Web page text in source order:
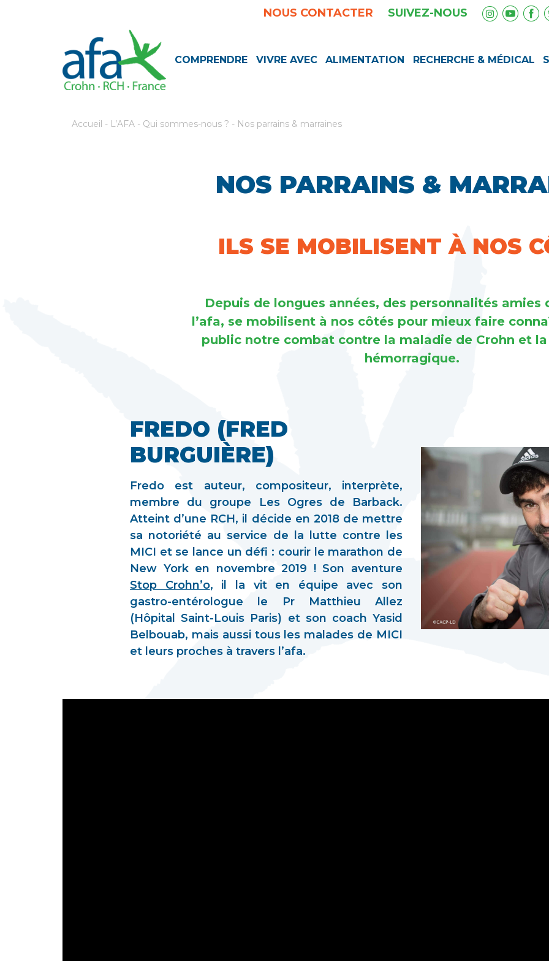
NOUS CONTACTER SUIVEZ-NOUS
COMPRENDRE VIVRE AVEC ALIMENTATION RECHERCHE & MÉDICAL
Accueil - L’AFA - Qui sommes-nous ? - Nos parrains & marraines
NOS PARRAINS &
ILS SE MOBILISENT À NOS
Depuis de longues années, des personnalités
l’afa, se mobilisent à nos côtés pour mieux faire
public notre combat contre la maladie de Crohn et
hémorragique.
FREDO (FRED
BURGUIÈRE)
Fredo est auteur, compositeur, interprète,
membre du groupe Les Ogres de Barback.
Atteint d’une RCH, il décide en 2018 de mettre
sa notoriété au service de la lutte contre les
MICI et se lance un défi : courir le marathon de
New York en novembre 2019 ! Son aventure
Stop Crohn’o, il la vit en équipe avec son
gastro-entérologue le Pr Matthieu Allez
(Hôpital Saint-Louis Paris) et son coach Yasid
Belbouab, mais aussi tous les malades de MICI
et leurs proches à travers l’afa.